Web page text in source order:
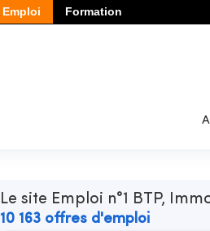
Emploi Formation
Le site Emploi n°1 BTP,
10 163 offres d'emploi